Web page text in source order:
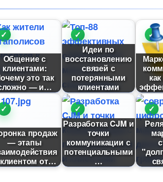
Общение с
клиентами:
это так
— и
Идеи по
осстановлению
связей с
потерянными
клиентами
продаж
— этапы
от
Разработка CJM и
точки
коммуникации с
потенциальными